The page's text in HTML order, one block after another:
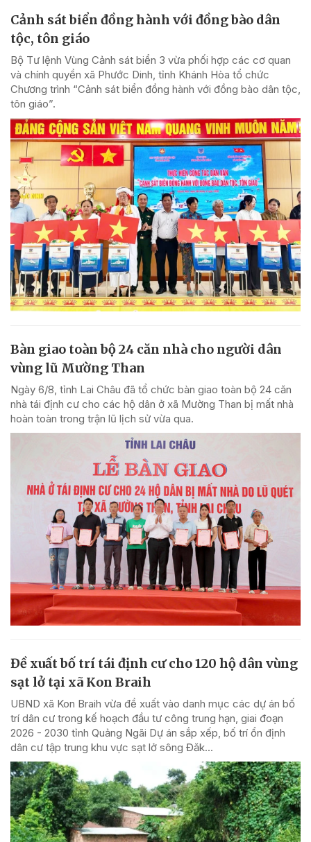
Cảnh sát biển đồng hành với đồng bào dân
tộc, tôn giáo
Bộ Tư lệnh Vùng Cảnh sát biển 3 vừa phối hợp các cơ quan
và chính quyền xã Phước Dinh, tỉnh Khánh Hòa tổ chức
Chương trình “Cảnh sát biển đồng hành với đồng bào dân tộc,
tôn giáo”.
Bàn giao toàn bộ 24 căn nhà cho người dân
vùng lũ Mường Than
Ngày 6/8, tỉnh Lai Châu đã tổ chức bàn giao toàn bộ 24 căn
nhà tái định cư cho các hộ dân ở xã Mường Than bị mất nhà
hoàn toàn trong trận lũ lịch sử vừa qua.
Đề xuất bố trí tái định cư cho 120 hộ dân vùng
sạt lở tại xã Kon Braih
UBND xã Kon Braih vừa đề xuất vào danh mục các dự án bố
trí dân cư trong kế hoạch đầu tư công trung hạn, giai đoạn
2026 - 2030 tỉnh Quảng Ngãi Dự án sắp xếp, bố trí ổn định
dân cư tập trung khu vực sạt lở sông Đăk...